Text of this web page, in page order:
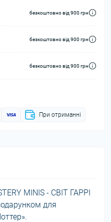
безкоштовно від 900 грн
безкоштовно від 900 грн
безкоштовно від 900 грн
При отриманні
MINIS - СВІТ ГАРРІ
для